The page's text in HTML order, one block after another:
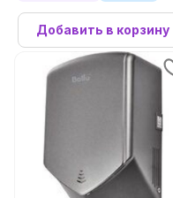
Добавить в корзину